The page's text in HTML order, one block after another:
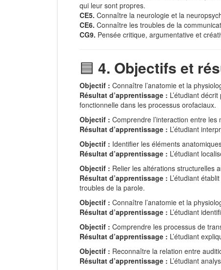
qui leur sont propres.
CE5. Connaître la neurologie et la
CE6. Connaître les troubles de la
CG9. Pensée critique, argumentative et
🟦 4. Objectifs et
Objectif : Connaître l’anatomie et la
Résultat d’apprentissage : L’étudiant
fonctionnelle dans les processus orofaciaux.
Objectif : Comprendre l’interaction entre
Résultat d’apprentissage : L’étudiant
Objectif : Identifier les éléments
Résultat d’apprentissage : L’étudiant
Objectif : Relier les altérations structurelles
Résultat d’apprentissage : L’étudiant
troubles de la parole.
Objectif : Connaître l’anatomie et la
Résultat d’apprentissage : L’étudiant
Objectif : Comprendre les processus de
Résultat d’apprentissage : L’étudiant
Objectif : Reconnaître la relation entre
Résultat d’apprentissage : L’étudiant